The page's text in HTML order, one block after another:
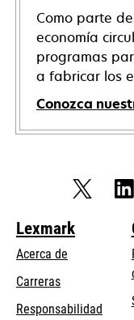
Como parte
economía
programas
a fabricar los
Conozca
Lexmark
Acerca de
Carreras
Responsabilidad